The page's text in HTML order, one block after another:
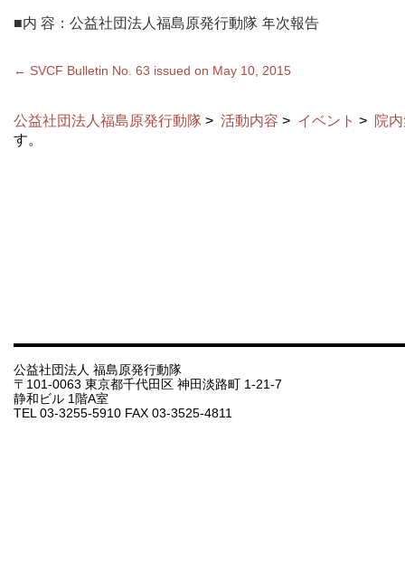
■内 容：公益社団法⼈福島原発⾏動隊 年次報告
← SVCF Bulletin No. 63 issued on May 10, 2015
公益社団法人福島原発行動隊 > 活動内容 > イベント > 院
す。
公益社団法人 福島原発行動隊
〒101-0063 東京都千代田区 神田淡路町 1-21-7
静和ビル 1階A室
TEL 03-3255-5910 FAX 03-3525-4811